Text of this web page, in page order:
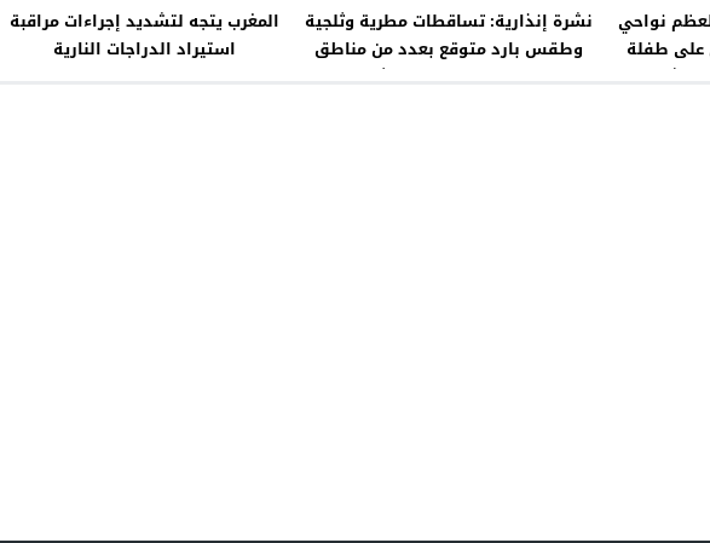
نواحي
طفلة
نشرة إنذارية: تساقطات مطرية وثلجية
وطقس بارد متوقع بعدد من مناطق
المملكة ابتداءً من الاثنين
المغرب يتجه لتشديد إجراءات مراقبة
استيراد الدراجات النارية